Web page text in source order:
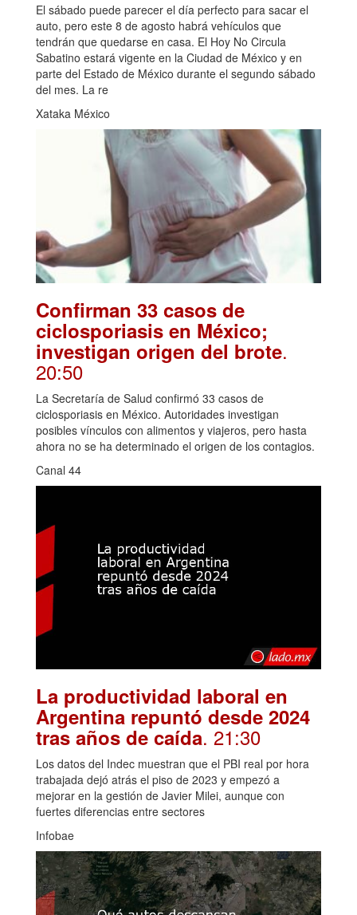
El sábado puede parecer el día perfecto para sacar el
auto, pero este 8 de agosto habrá vehículos que
tendrán que quedarse en casa. El Hoy No Circula
Sabatino estará vigente en la Ciudad de México y en
parte del Estado de México durante el segundo sábado
del mes. La re
Xataka México
Confirman 33 casos de
ciclosporiasis en México;
investigan origen del brote.
20:50
La Secretaría de Salud confirmó 33 casos de
ciclosporiasis en México. Autoridades investigan
posibles vínculos con alimentos y viajeros, pero hasta
ahora no se ha determinado el origen de los contagios.
Canal 44
La productividad laboral en
Argentina repuntó desde 2024
tras años de caída. 21:30
Los datos del Indec muestran que el PBI real por hora
trabajada dejó atrás el piso de 2023 y empezó a
mejorar en la gestión de Javier Milei, aunque con
fuertes diferencias entre sectores
Infobae